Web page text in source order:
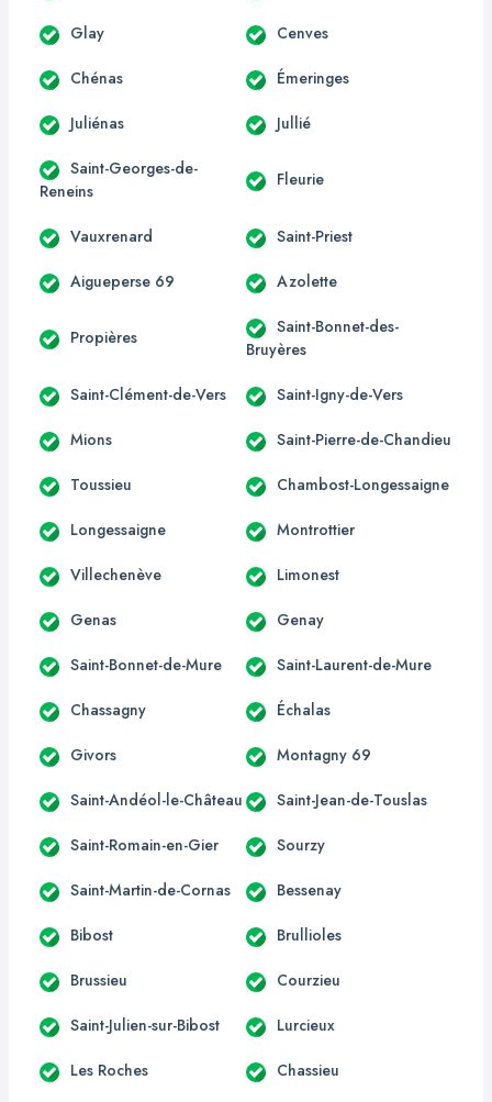
Glay Cenves
Chénas Émeringes
Juliénas Jullié
Saint-Georges-de-
Reneins
Fleurie
Vauxrenard Saint-Priest
Aigueperse 69 Azolette
Propières
Saint-Bonnet-des-
Bruyères
Saint-Clément-de-Vers Saint-Igny-de-Vers
Mions Saint-Pierre-de-Chandieu
Toussieu Chambost-Longessaigne
Longessaigne Montrottier
Villechenève Limonest
Genas Genay
Saint-Bonnet-de-Mure Saint-Laurent-de-Mure
Chassagny Échalas
Givors Montagny 69
Saint-Andéol-le-Château Saint-Jean-de-Touslas
Saint-Romain-en-Gier Sourzy
Saint-Martin-de-Cornas Bessenay
Bibost Brullioles
Brussieu Courzieu
Saint-Julien-sur-Bibost Lurcieux
Les Roches Chassieu